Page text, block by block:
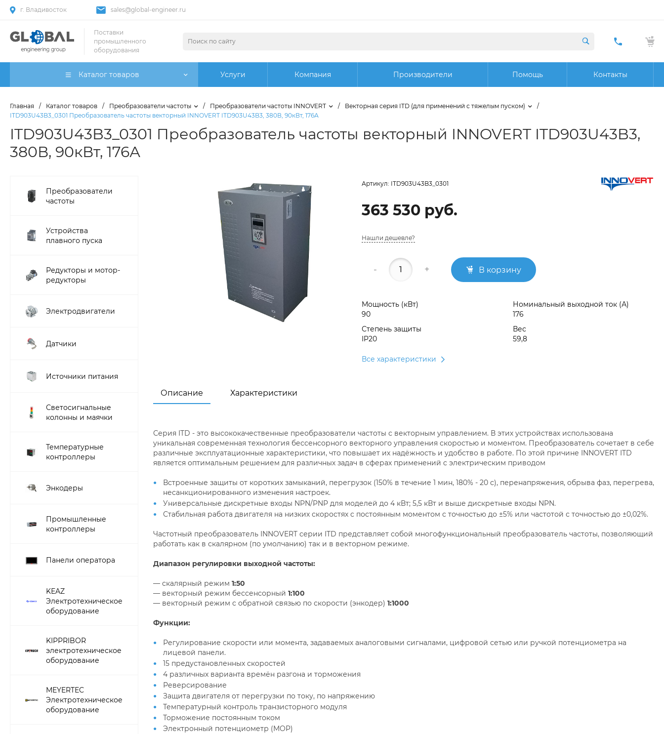
г. Владивосток sales@global-engineer.ru
Поставки
промышленного
оборудования
+7 (423)
20 32
Каталог товаров Услуги Компания Производители Помощь Контакты
Главная / Каталог товаров / Преобразователи частоты / Преобразователи частоты INNOVERT / Векторная серия ITD (для применений с тяжелым пуском)
/
ITD903U43B3_0301 Преобразователь частоты векторный INNOVERT ITD903U43B3, 380В, 90кВт, 176А
ITD903U43B3_0301 Преобразователь частоты векторный INNOVERT ITD903U43B3,
380В, 90кВт, 176А
Преобразователи
частоты
Устройства
плавного пуска
Редукторы и мотор-
редукторы
Электродвигатели
Датчики
Источники питания
Светосигнальные
колонны и маячки
Температурные
контроллеры
Энкодеры
Промышленные
контроллеры
Панели оператора
KEAZ
Электротехническое
оборудование
KIPPRIBOR
электротехническое
оборудование
MEYERTEC
Электротехническое
оборудование
Артикул: ITD903U43B3_0301
363 530 руб.
Нашли дешевле?
- + В корзину
Мощность (кВт)
90
Номинальный выходной ток (А)
176
Степень защиты
IP20
Вес
59,8
Все характеристики
Описание Характеристики
Серия ITD - это высококачественные преобразователи частоты с векторным управлением. В этих устройствах использована
уникальная современная технология бессенсорного векторного управления скоростью и моментом. Преобразователь сочетает в себе
различные эксплуатационные характеристики, что повышает их надёжность и удобство в работе. По этой причине INNOVERT ITD
является оптимальным решением для различных задач в сферах применений c электрическим приводом
Встроенные защиты от коротких замыканий, перегрузок (150% в течение 1 мин, 180% - 20 с), перенапряжения, обрыва фаз, перегрева,
несанкционированного изменения настроек.
Универсальные дискретные входы NPN/PNP для моделей до 4 кВт; 5,5 кВт и выше дискретные входы NPN.
Стабильная работа двигателя на низких скоростях с постоянным моментом с точностью до ±5% или частотой с точностью до ±0,02%.
Частотный преобразователь INNOVERT серии ITD представляет собой многофункциональный преобразователь частоты, позволяющий
работать как в скалярном (по умолчанию) так и в векторном режиме.
Диапазон регулировки выходной частоты:
— скалярный режим 1:50
— векторный режим бессенсорный 1:100
— векторный режим с обратной связью по скорости (энкодер) 1:1000
Функции:
Регулирование скорости или момента, задаваемых аналоговыми сигналами, цифровой сетью или ручкой потенциометра на
лицевой панели.
15 предустановленных скоростей
4 различных варианта времён разгона и торможения
Реверсирование
Защита двигателя от перегрузки по току, по напряжению
Температурный контроль транзисторного модуля
Торможение постоянным током
Электронный потенциометр (MOP)